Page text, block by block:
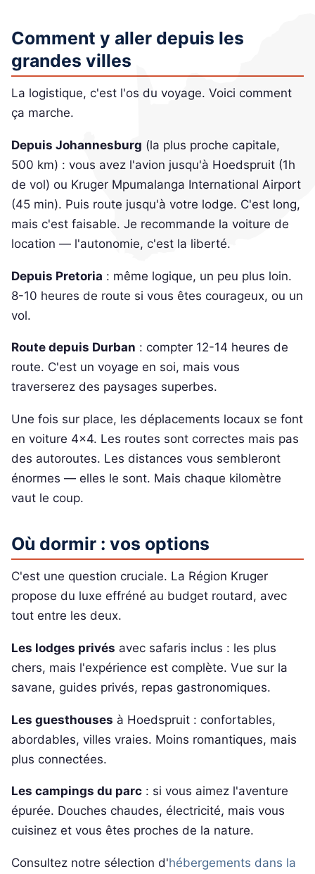
Comment y aller depuis les
grandes villes
La logistique, c'est l'os du voyage. Voici comment
ça marche.
Depuis Johannesburg (la plus proche capitale,
500 km) : vous avez l'avion jusqu'à Hoedspruit (1h
de vol) ou Kruger Mpumalanga International Airport
(45 min). Puis route jusqu'à votre lodge. C'est long,
mais c'est faisable. Je recommande la voiture de
location — l'autonomie, c'est la liberté.
Depuis Pretoria : même logique, un peu plus loin.
8-10 heures de route si vous êtes courageux, ou un
vol.
Route depuis Durban : compter 12-14 heures de
route. C'est un voyage en soi, mais vous
traverserez des paysages superbes.
Une fois sur place, les déplacements locaux se font
en voiture 4x4. Les routes sont correctes mais pas
des autoroutes. Les distances vous sembleront
énormes — elles le sont. Mais chaque kilomètre
vaut le coup.
Où dormir : vos options
C'est une question cruciale. La Région Kruger
propose du luxe effréné au budget routard, avec
tout entre les deux.
Les lodges privés avec safaris inclus : les plus
chers, mais l'expérience est complète. Vue sur la
savane, guides privés, repas gastronomiques.
Les guesthouses à Hoedspruit : confortables,
abordables, villes vraies. Moins romantiques, mais
plus connectées.
Les campings du parc : si vous aimez l'aventure
épurée. Douches chaudes, électricité, mais vous
cuisinez et vous êtes proches de la nature.
Consultez notre sélection d'hébergements dans la